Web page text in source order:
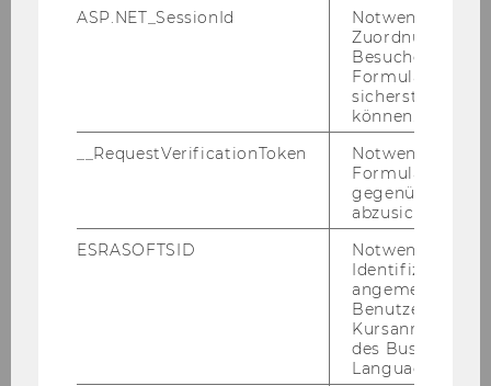
Bajons]
Advancing Text-
Based Ideology Modeling:
Methods and Structural
Limitations
[Discussant: Andreas
Fri, January 16
/ 09:00-11:30
Invariant
Interpolation Schemes of
ASP.NET_SessionId
Notwendig, um
Zuordnung von
Besucher zu
sicherstellen zu
können.
__RequestVerificationToken
Notwendig, um
gegenüber
abzusichern.
ESRASOFTSID
Notwendig zur
Identifizierung
angemeldeten
Benutzers im
des Business
Language